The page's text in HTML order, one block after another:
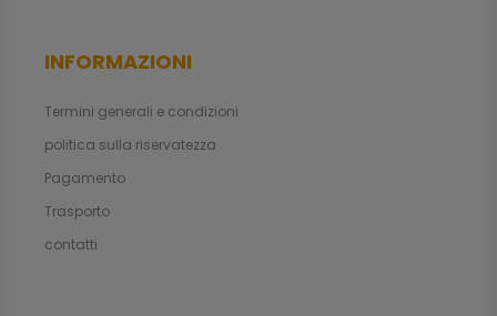
INFORMAZIONI
Termini generali e condizioni
politica sulla riservatezza
Pagamento
Trasporto
contatti